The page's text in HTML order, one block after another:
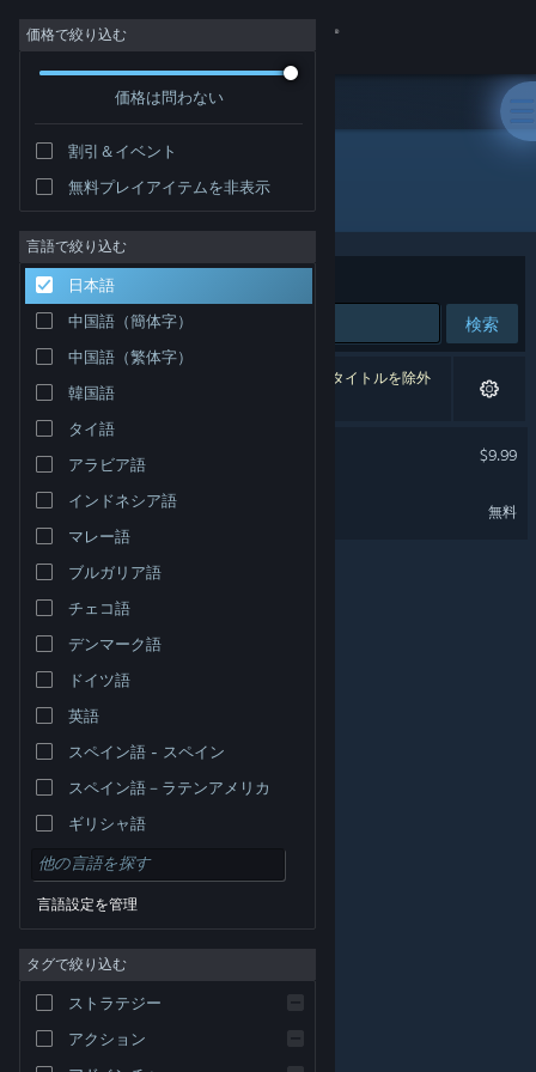
サインイン
コミュニティ
詳細
サポート
言語を変更
Steamモバイルアプリを入手
デスクトップウェブサイトを表示
© Valve Corporation. All rights reserved. 商標はすべて米
国およびその他の国の各社が所有します。
用規約| 返金| Cookie
価格で絞り込む
価格は問わない
割引＆イベント
無料プレイアイテムを非表示
言語で絞り込む
日本語
中国語（簡体字）
中国語（繁体字）
韓国語
タイ語
アラビア語
インドネシア語
マレー語
ブルガリア語
チェコ語
デンマーク語
ドイツ語
英語
スペイン語 - スペイン
スペイン語－ラテンアメリカ
ギリシャ語
言語設定を管理
タグで絞り込む
ストラテジー
アクション
開発元: Edvar Studio
並べ替え 適合性
検索
2件が検索に一致します。 個人設定に基づき、3タイトルを除外
しました。
$9.99
Arcade Boy
無料